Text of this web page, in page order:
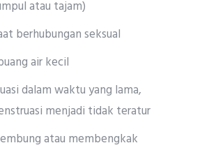
atau tajam)
berhubungan seksual
air kecil
dalam waktu yang lama,
menjadi tidak teratur
atau membengkak